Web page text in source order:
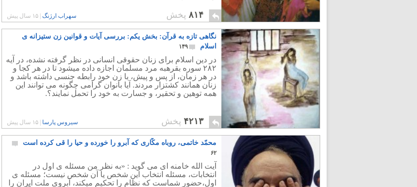
۸۱۴ پخش سهراب ارژنگ ۱۵ سال پیش
نگاهی تازه به قرآن: بخش یکم: بررسی آیات و قوانین زن ستیزانه ی
اسلام
۱۴۹
در دین اسلام برای زنان حقوقی انسانی در نظر گرفته نشده، در آیه
۲۸۲ سوره بقرهبه مرد مسلمان اجازه داده میشود تا در هر کجا و
در هر زمان، از پس و پیش، با زن خود رابطه جنسی داشته باشد و
زنان همانند کشتزار مردند. آیا بانوان گرامی چگونه می توانند این
همه توهین و تحقیر، و جسارت به خود را تحمل نمایند؟.
۴۲۱۳ پخش سیروس پارسا ۱۵ سال پیش
محمّد خاتمی، روباه مکّاری که آبرو را خورده و حیا را قی کرده است
۶۲
آیت الله خامنه ای می گوید : «به نظر من مسئله ی اول در
انتخابات، مسئله انتخاب این شخص یا آن شخص نیست؛ مسئله ی
اول،حضور شماست که نظام را تحکیم میکند، آبروی ملت ایران را